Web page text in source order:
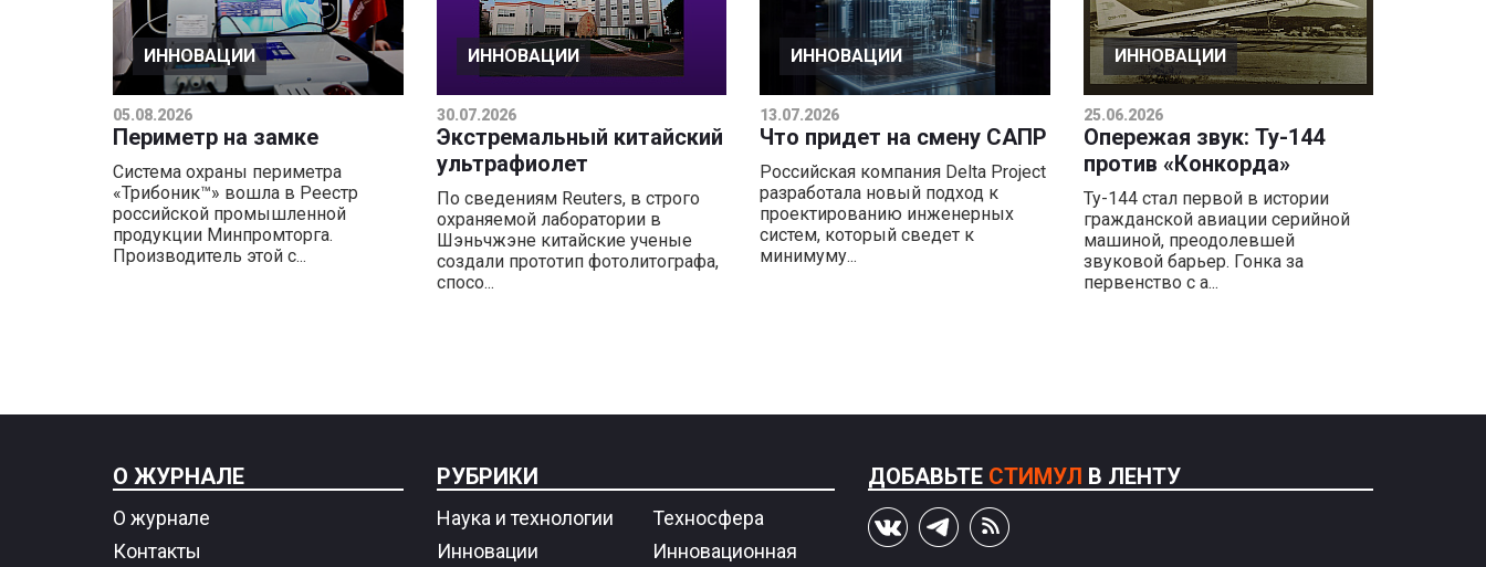
ИННОВАЦИИ
05.08.2026
Периметр на замке
Система охраны периметра
«Трибоник™» вошла в Реестр
российской промышленной
продукции Минпромторга.
Производитель этой с...
ИННОВАЦИИ
30.07.2026
Экстремальный китайский
ультрафиолет
По сведениям Reuters, в строго
охраняемой лаборатории в
Шэньчжэне китайские ученые
создали прототип фотолитографа,
спосо...
ИННОВАЦИИ
13.07.2026
Что придет на смену САПР
Российская компания Delta Project
разработала новый подход к
проектированию инженерных
систем, который сведет к
минимуму...
ИННОВАЦИИ
25.06.2026
Опережая звук: Ту-144
против «Конкорда»
Ту-144 стал первой в истории
гражданской авиации серийной
машиной, преодолевшей
звуковой барьер. Гонка за
первенство с а...
О ЖУРНАЛЕ
О журнале
Контакты
РУБРИКИ
Наука и технологии
Инновации
Техносфера
Инновационная
ДОБАВЬТЕ СТИМУЛ В ЛЕНТУ